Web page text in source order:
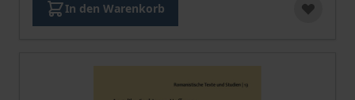
In den Warenkorb